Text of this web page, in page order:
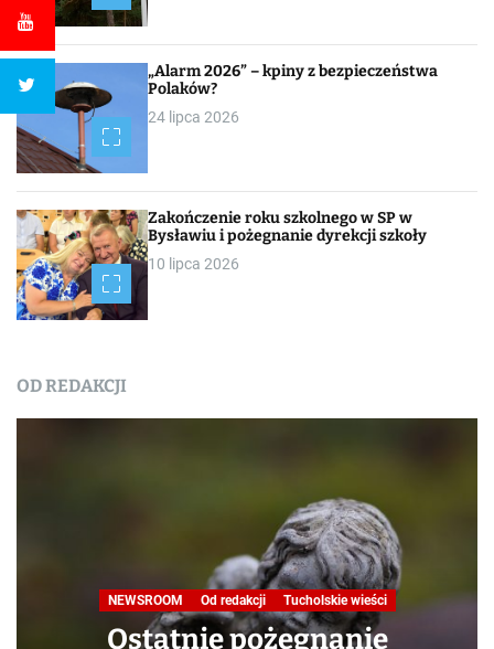
„Alarm 2026” – kpiny z bezpieczeństwa
Polaków?
24 lipca 2026
Zakończenie roku szkolnego w SP w
Bysławiu i pożegnanie dyrekcji szkoły
10 lipca 2026
OD REDAKCJI
NEWSROOM Od redakcji Tucholskie wieści
Ostatnie pożegnanie